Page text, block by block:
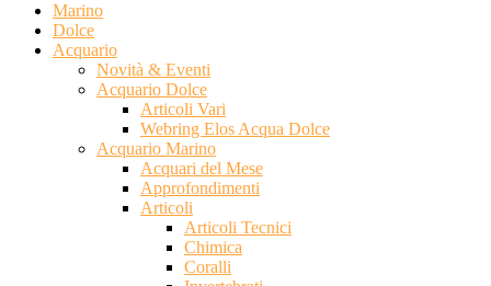
Marino
Dolce
Acquario
Novità & Eventi
Acquario Dolce
Articoli Vari
Webring Elos Acqua Dolce
Acquario Marino
Acquari del Mese
Approfondimenti
Articoli
Articoli Tecnici
Chimica
Coralli